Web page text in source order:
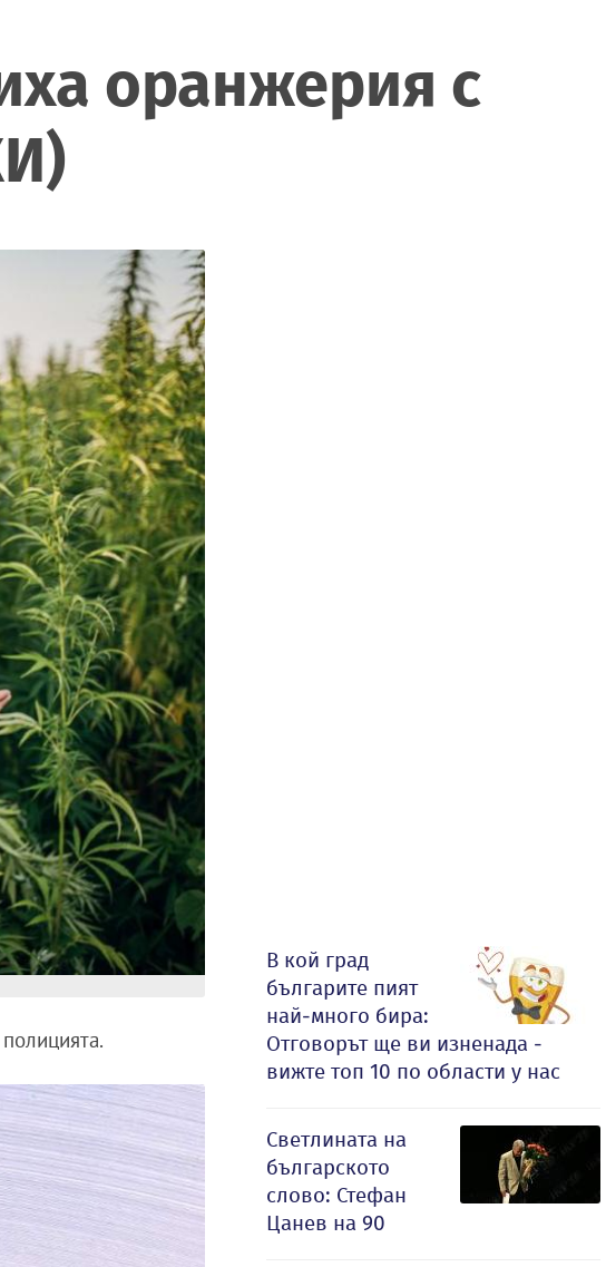
оранжерия с
В кой град
българите пият
най-много бира:
Отговорът ще ви изненада -
вижте топ 10 по области у нас
Светлината на
българското
слово: Стефан
Цанев на 90